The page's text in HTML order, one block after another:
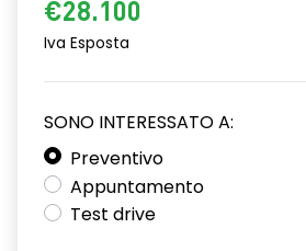
azacristalli anteriori elettrici e
cerchi in lega da 18''
climatizzatore automatico
€28.100
Iva Esposta
SONO INTERESSATO A:
Preventivo
Appuntamento
Test drive